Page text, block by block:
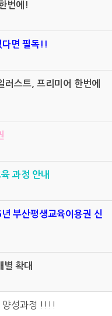
번에!
다면 필독!!
스트, 프리미어 한번에
과정 안내
부산평생교육이용권 신
별 확대
양성과정 !!!!